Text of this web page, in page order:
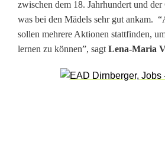
n
e
r
zwischen dem 18. Jahrhundert und
was bei den Mädels sehr gut ankam.
sollen mehrere Aktionen stattfinden,
lernen zu können”, sagt Lena-Maria